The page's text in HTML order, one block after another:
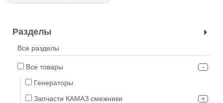
Разделы
Все разделы
Все товары
Генераторы
Запчасти КАМАЗ смежники